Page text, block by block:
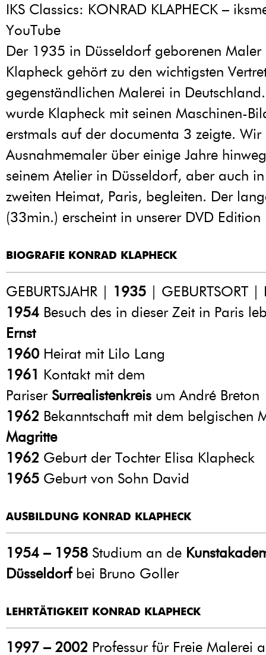
IKS Classics: KONRAD KLAPHECK –
YouTube
Der 1935 in Düsseldorf geborenen Maler
Klapheck gehört zu den wichtigsten
gegenständlichen Malerei in
wurde Klapheck mit seinen Maschinen-
erstmals auf der documenta 3 zeigte.
Ausnahmemaler über einige Jahre
seinem Atelier in Düsseldorf, aber auch
zweiten Heimat, Paris, begleiten. Der
(33min.) erscheint in unserer DVD Edition
BIOGRAFIE KONRAD KLAPHECK
GEBURTSJAHR | 1935 | GEBURTSORT |
1954 Besuch des in dieser Zeit in Paris
Ernst
1960 Heirat mit Lilo Lang
1961 Kontakt mit dem
Pariser Surrealistenkreis um André Breton
1962 Bekanntschaft mit dem belgischen
Magritte
1962 Geburt der Tochter Elisa Klapheck
1965 Geburt von Sohn David
AUSBILDUNG KONRAD KLAPHECK
1954 – 1958 Studium an de
Düsseldorfbei Bruno Goller
LEHRTÄTIGKEIT KONRAD KLAPHECK
1997 – 2002 Professur für Freie Malerei